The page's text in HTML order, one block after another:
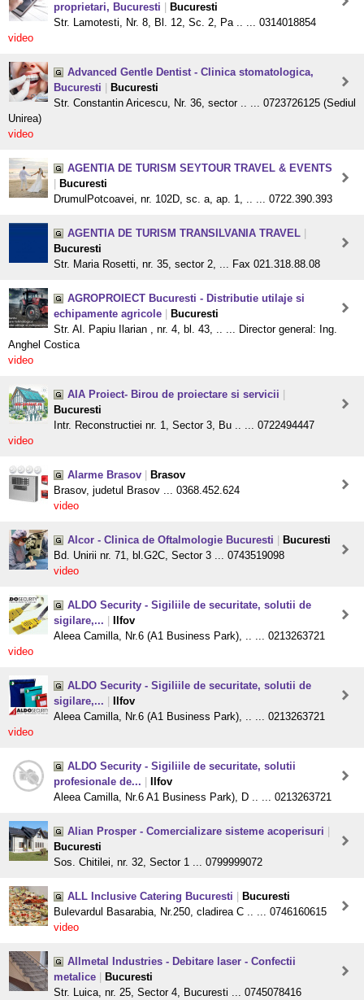
proprietari, Bucuresti
Bucuresti
Str. Lamotesti, Nr. 8, Bl. 12, Sc. 2, Pa .. ... 0314018854
video
Advanced Gentle Dentist - Clinica stomatologica,
Bucuresti
Bucuresti
Str. Constantin Aricescu, Nr. 36, sector .. ... 0723726125 (Sediul
Unirea)
video
AGENTIA DE TURISM SEYTOUR TRAVEL & EVENTS
Bucuresti
DrumulPotcoavei, nr. 102D, sc. a, ap. 1, .. ... 0722.390.393
AGENTIA DE TURISM TRANSILVANIA TRAVEL
Bucuresti
Str. Maria Rosetti, nr. 35, sector 2, ... Fax 021.318.88.08
AGROPROIECT Bucuresti - Distributie utilaje si
echipamente agricole
Bucuresti
Str. Al. Papiu Ilarian , nr. 4, bl. 43, .. ... Director general: Ing.
Anghel Costica
video
AIA Proiect- Birou de proiectare si servicii
Bucuresti
Intr. Reconstructiei nr. 1, Sector 3, Bu .. ... 0722494447
video
Alarme Brasov
Brasov
Brasov, judetul Brasov ... 0368.452.624
video
Alcor - Clinica de Oftalmologie Bucuresti
Bucuresti
Bd. Unirii nr. 71, bl.G2C, Sector 3 ... 0743519098
video
ALDO Security - Sigiliile de securitate, solutii de
sigilare,...
Ilfov
Aleea Camilla, Nr.6 (A1 Business Park), .. ... 0213263721
video
ALDO Security - Sigiliile de securitate, solutii de
sigilare,...
Ilfov
Aleea Camilla, Nr.6 (A1 Business Park), .. ... 0213263721
video
ALDO Security - Sigiliile de securitate, solutii
profesionale de...
Ilfov
Aleea Camilla, Nr.6 A1 Business Park), D .. ... 0213263721
Alian Prosper - Comercializare sisteme acoperisuri
Bucuresti
Sos. Chitilei, nr. 32, Sector 1 ... 0799999072
ALL Inclusive Catering Bucuresti
Bucuresti
Bulevardul Basarabia, Nr.250, cladirea C .. ... 0746160615
video
Allmetal Industries - Debitare laser - Confectii
metalice
Bucuresti
Str. Luica, nr. 25, Sector 4, Bucuresti ... 0745078416